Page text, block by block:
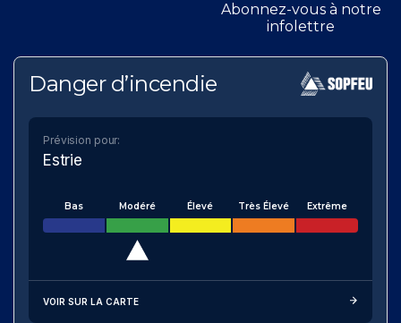
Abonnez-vous à notre
infolettre
Danger d’incendie
Prévision pour:
Estrie
Bas Modéré Élevé Très Élevé Extrême
VOIR SUR LA CARTE